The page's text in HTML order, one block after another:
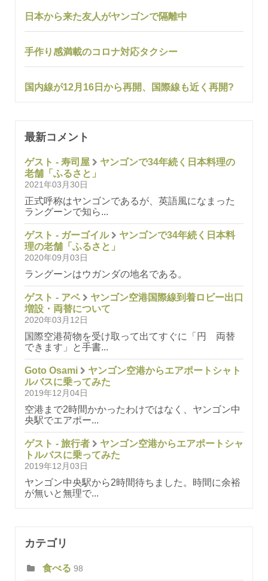
日本から来た友人がヤンゴンで隔離中
手作り感満載のコロナ対応タクシー
国内線が12月16日から再開、国際線も近く再開?
最新コメント
ゲスト - 寿司屋
ヤンゴンで34年続く日本料理の
老舗「ふるさと」
2021年03月30日
正式呼称はヤンゴンであるが、英語風になまった
ラングーンで知ら...
ゲスト - ガーゴイル
ヤンゴンで34年続く日本料
理の老舗「ふるさと」
2020年09月03日
ラングーンはウガンダの地名である。
ゲスト - アベ
ヤンゴン空港国際線到着ロビー出口
増設・両替について
2020年03月12日
国際空港荷物を受け取って出てすぐに「円 両替
できます」と手書...
Goto Osami
ヤンゴン空港からエアポートシャト
ルバスに乗ってみた
2019年12月04日
空港まで2時間かかったわけではなく、ヤンゴン中
央駅でエアポー...
ゲスト - 旅行者
ヤンゴン空港からエアポートシャ
トルバスに乗ってみた
2019年12月03日
ヤンゴン中央駅から2時間待ちました。時間に余裕
が無いと無理で...
カテゴリ
食べる 98